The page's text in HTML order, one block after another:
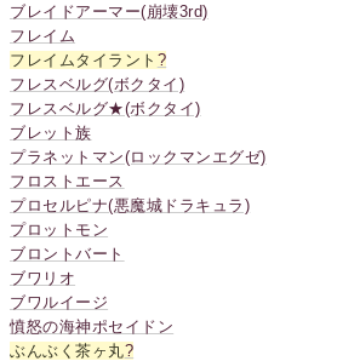
ブレイドアーマー(崩壊3rd)
フレイム
フレイムタイラント ?
フレスベルグ(ボクタイ)
フレスベルグ★(ボクタイ)
ブレット族
プラネットマン(ロックマンエグゼ)
フロストエース
プロセルピナ(悪魔城ドラキュラ)
プロットモン
ブロントバート
ブワリオ
ブワルイージ
憤怒の海神ポセイドン
ぶんぶく茶ヶ丸?